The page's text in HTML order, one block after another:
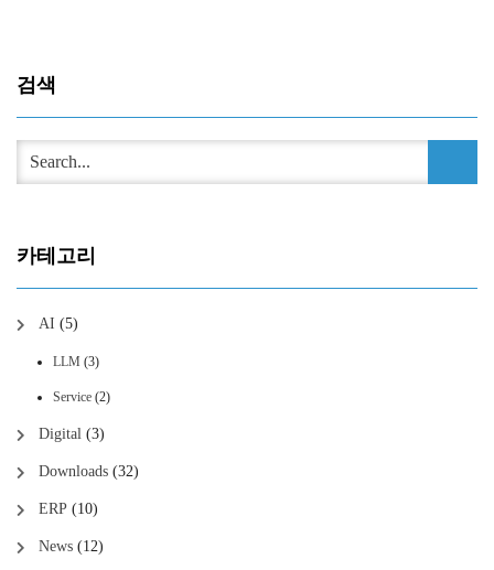
검색
카테고리
AI (5)
LLM (3)
Service (2)
Digital (3)
Downloads (32)
ERP (10)
News (12)